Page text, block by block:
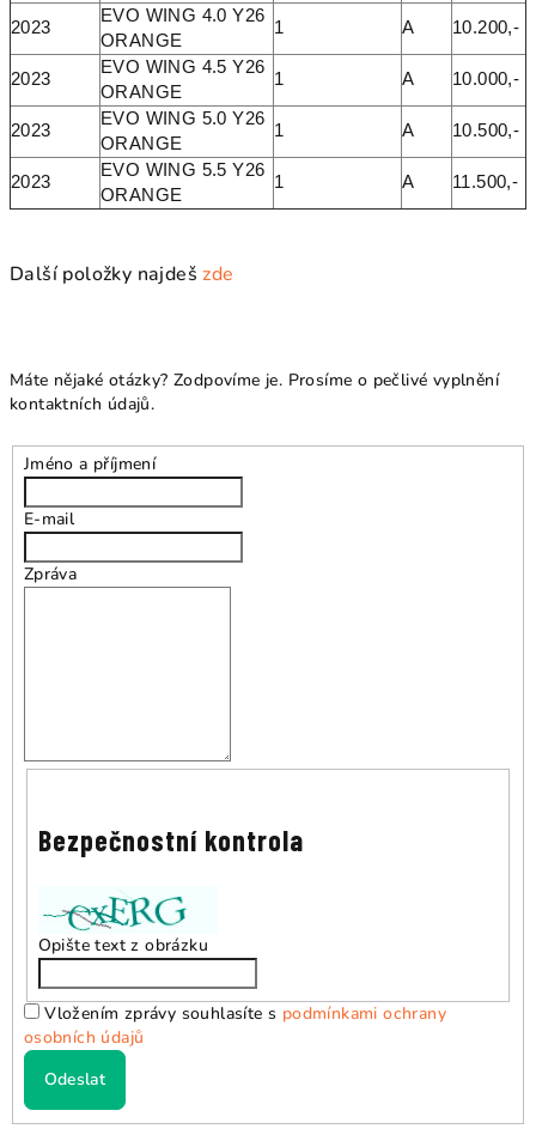
2023
EVO WING 4.0 Y26
ORANGE
1 A 10.200,-
2023
EVO WING 4.5 Y26
ORANGE
1 A 10.000,-
2023
EVO WING 5.0 Y26
ORANGE
1 A 10.500,-
2023
EVO WING 5.5 Y26
ORANGE
1 A 11.500,-
Další položky najdešzde
Máte nějaké otázky? Zodpovíme je. Prosíme o pečlivé vyplnění
kontaktních údajů.
Jméno a příjmení
E-mail
Zpráva
Bezpečnostní kontrola
Opište text z obrázku
Vložením zprávy souhlasíte s podmínkami ochrany
osobních údajů
Odeslat